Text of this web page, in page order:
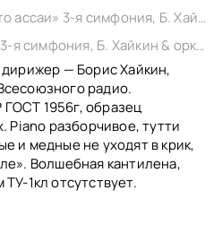
Гедике А. - «II-Модерато ассаи» 3-я симфония, Б. Хайкин & оркестр, винил 1956
Гедике А. - «III-Финал» 3-я симфония, Б. Хайкин & оркестр, винил 1956
— Борис Хайкин,
радио.
1956г, образец
Piano разборчивое, тутти
и медные не уходят в крик,
Волшебная кантилена,
1кл отсутствует.